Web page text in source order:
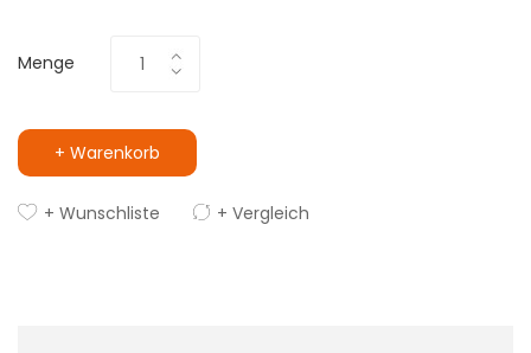
Menge
+ Warenkorb
+ Wunschliste + Vergleich